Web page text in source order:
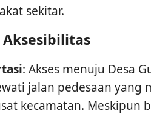
sekitar.
: Akses menuju Desa
jalan pedesaan yang
kecamatan. Meskipun